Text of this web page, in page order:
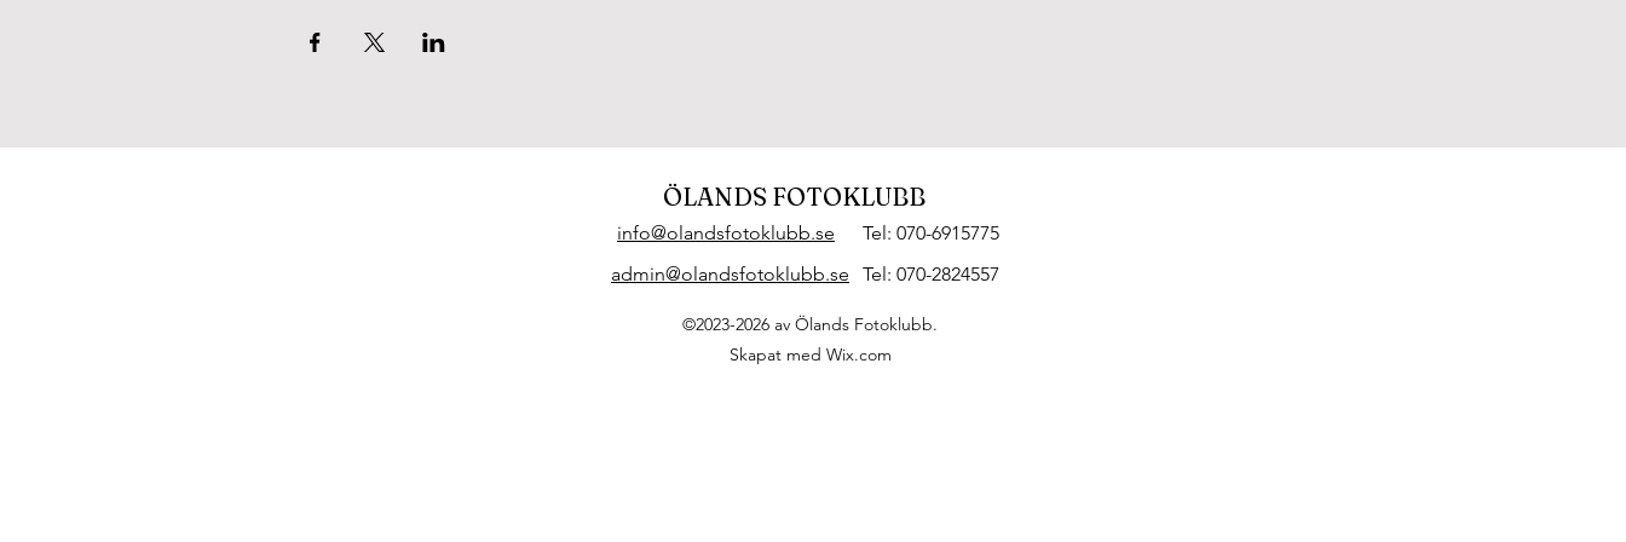
ÖLANDS FOTOKLUBB
info@olandsfotoklubb.se
Tel: 070-6915775
admin@olandsfotoklubb.se
Tel: 070-2824557
©2023-2026 av Ölands Fotoklubb.
Skapat med Wix.com